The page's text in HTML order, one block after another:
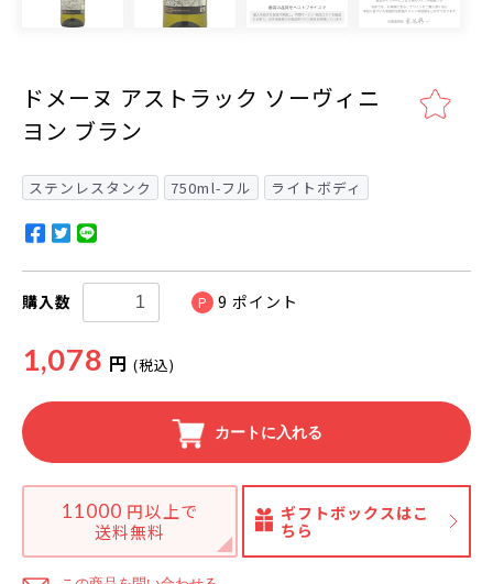
ドメーヌ アストラック ソーヴィニ
ヨン ブラン
ステンレスタンク 750ml-フル ライトボディ
購入数 P 9 ポイント
1,078 円 (税込)
カートに入れる
11000 円以上で
送料無料
ギフトボックスはこ
ちら